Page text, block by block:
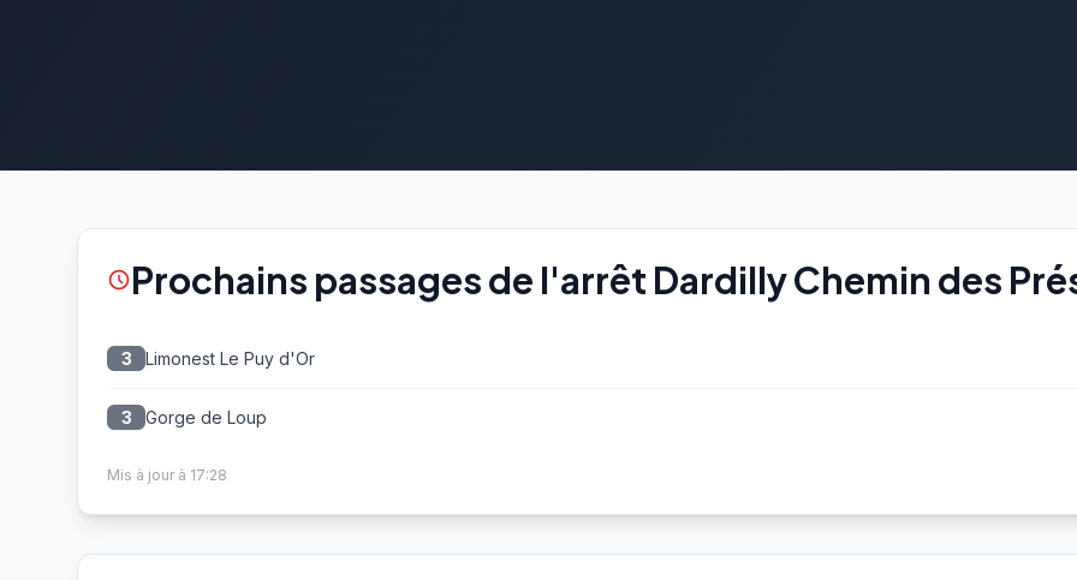
Prochains passages de l'arrêt Dardilly Chemin des
3 Limonest Le Puy d'Or
3 Gorge de Loup
Mis à jour à 17:28